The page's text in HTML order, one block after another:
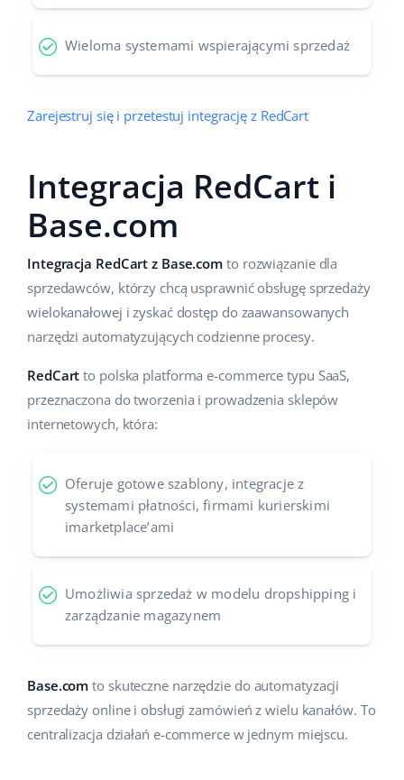
Obsługa klienta
Ekosystem
Responso
Base Analytics
Base Connect
Base Store
Moda
Konsultacje i szkolenia
Audyt konta
Konfiguracja konta
Inne
Case Study
Kalkulator korzyści
Kontakt
español (AR)
español (MX)
Italiano
polski
português (BR)
română
Wieloma systemami wspierającymi sprzedaż
Zarejestruj się i przetestuj integrację z RedCart
Integracja RedCart i
Base.com
Integracja RedCart z Base.com to rozwiązanie dla
sprzedawców, którzy chcą usprawnić obsługę sprzedaży
wielokanałowej i zyskać dostęp do zaawansowanych
narzędzi automatyzujących codzienne procesy.
RedCartto polska platforma e-commerce typu SaaS,
przeznaczona do tworzenia i prowadzenia sklepów
internetowych, która:
Oferuje gotowe szablony, integracje z
systemami płatności, firmami kurierskimi
imarketplace’ami
Umożliwia sprzedaż w modelu dropshipping i
zarządzanie magazynem
Base.com to skuteczne narzędzie do automatyzacji
sprzedaży online i obsługi zamówień z wielu kanałów. To
centralizacja działań e-commerce w jednym miejscu.